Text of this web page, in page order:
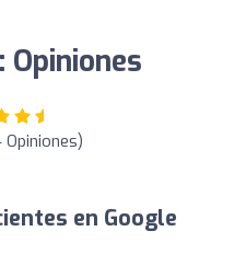
Opiniones
en Google